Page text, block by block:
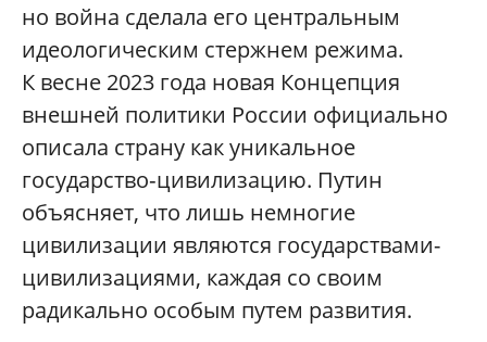
но война сделала его центральным
идеологическим стержнем режима.
К весне 2023 года новая Концепция
внешней политики России официально
описала страну как уникальное
государство‑цивилизацию. Путин
объясняет, что лишь немногие
цивилизации являются государствами-
цивилизациями, каждая со своим
радикально особым путем развития.